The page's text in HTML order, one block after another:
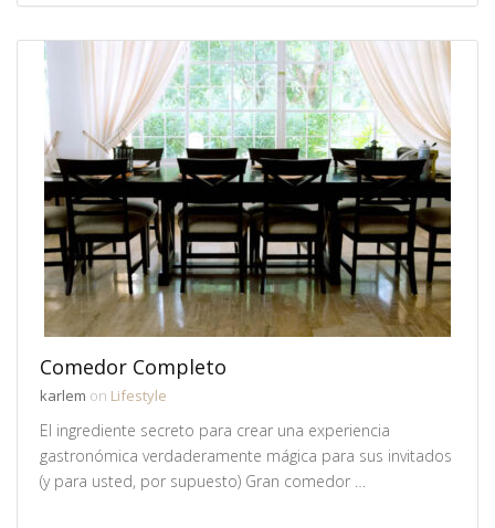
Comedor Completo
karlem on Lifestyle
El ingrediente secreto para crear una experiencia
gastronómica verdaderamente mágica para sus invitados
(y para usted, por supuesto) Gran comedor …